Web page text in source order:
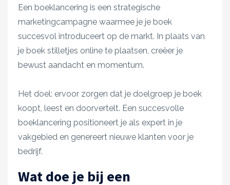
Een boeklancering is een strategische
marketingcampagne waarmee je je boek
succesvol introduceert op de markt. In plaats van
je boek stilletjes online te plaatsen, creëer je
bewust aandacht en momentum.
Het doel: ervoor zorgen dat je doelgroep je boek
koopt, leest en doorvertelt. Een succesvolle
boeklancering positioneert je als expert in je
vakgebied en genereert nieuwe klanten voor je
bedrijf.
Wat doe je bij een